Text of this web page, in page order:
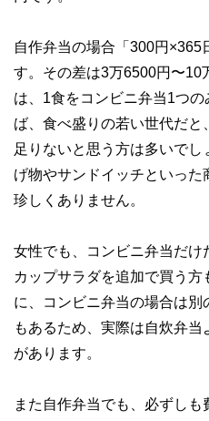
自作弁当の場合「300円×365
す。その差は3万6500円〜10
は、1食をコンビニ弁当1つ
ば、食べ盛りの若い世代だ
足りないと思う方は多いで
げ物やサンドイッチといった
珍しくありません。
女性でも、コンビニ弁当だけ
カップサラダを追加で買う方
に、コンビニ弁当の場合は別
もあるため、実際は自炊弁
があります。
また自作弁当でも、必ずし